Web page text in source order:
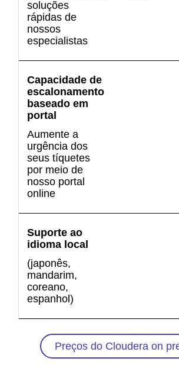
soluções
rápidas de
nossos
especialistas
Capacidade de
escalonamento
baseado em
portal
Aumente a
urgência dos
seus tíquetes
por meio de
nosso portal
online
Suporte ao
idioma local
(japonês,
mandarim,
coreano,
espanhol)
Preços do Cloudera on